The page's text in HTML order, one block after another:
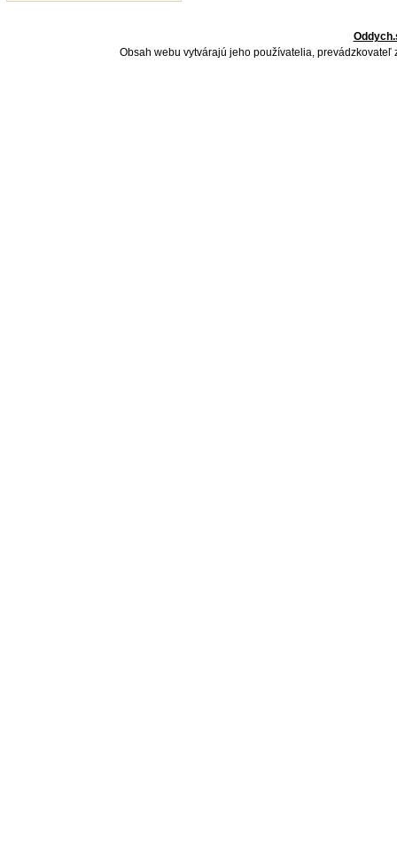
Obsah webu vytvárajú jeho používatelia,